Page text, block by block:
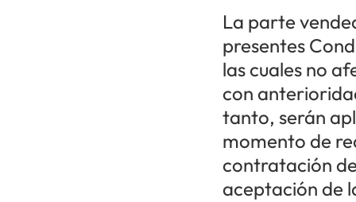
La parte
presentes
las cuales no
con
tanto, serán
momento de
contratación
aceptación de